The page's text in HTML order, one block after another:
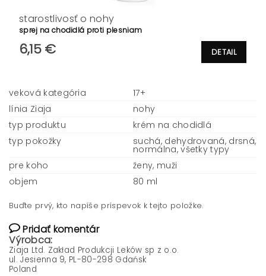
starostlivosť o nohy
sprej na chodidlá proti plesniam
6,15 € DETAIL
veková kategória
17+
línia Ziaja
nohy
typ produktu
krém na chodidlá
typ pokožky
suchá, dehydrovaná, drsná,
normálna, všetky typy
pre koho
ženy, muži
objem
80 ml
Buďte prvý, kto napíše príspevok k tejto položke.
Pridať komentár
Výrobca:
Ziaja Ltd. Zakład Produkcji Leków sp z o.o.
ul. Jesienna 9, PL-80-298 Gdańsk
Poland